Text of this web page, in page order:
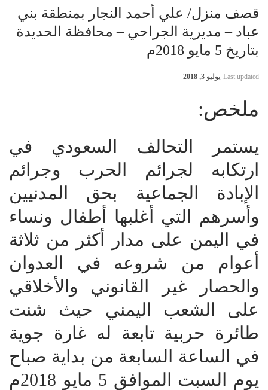
قصف منزل/ علي أحمد النجار بمنطقة بني
عباد – مديرية الجراحي – محافظة الحديدة
بتاريخ 5 مايو 2018م
Last updated يوليو 3, 2018
ملخص:
يستمر التحالف السعودي في
ارتكابه لجرائم الحرب وجرائم
الإبادة الجماعية بحق المدنيين
وأسرهم التي أغلبها أطفال ونساء
في اليمن على مدار أكثر من ثلاثة
أعوام من شروعه في العدوان
والحصار غير القانوني والأخلاقي
على الشعب اليمني حيث شنت
طائرة حربية تابعة له غارة جوية
في الساعة السابعة من بداية صباح
يوم السبت الموافق 5 مايو 2018م